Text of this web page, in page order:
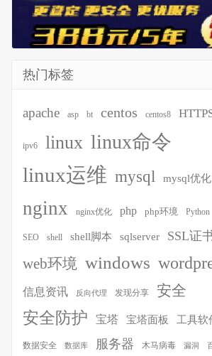
热门标签
apache asp bt centos centos8
ipv6 linux linux命令
linux运维 mysql mysql优化
nginx nginx优化 php php环境 Python
SEO shell shell脚本 sqlserver SSL证
web环境 windows
信息资讯 反向代理 发现分享 安全
安全防护 宝塔 宝塔面板 工具软
数据安全 数据库 服务器 木马病毒 漏洞